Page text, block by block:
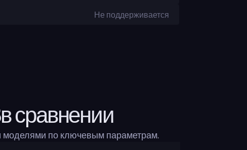
Не поддерживается
сравнении
моделями по ключевым параметрам.